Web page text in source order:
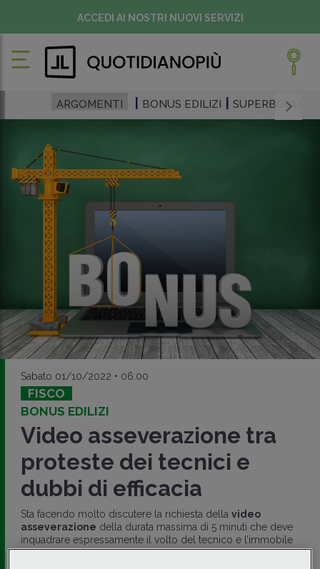
ACCEDI AI NOSTRI NUOVI SERVIZI
ARGOMENTI BONUS EDILIZI SUPERBONUS
Sabato 01/10/2022 • 06:00
FISCO
BONUS EDILIZI
Video asseverazione tra
proteste dei tecnici e
dubbi di efficacia
Sta facendo molto discutere la richiesta della video
asseverazione della durata massima di 5 minuti che deve
inquadrare espressamente il volto del tecnico e l’immobile
oggetto di intervento. La pubblicazione del video è